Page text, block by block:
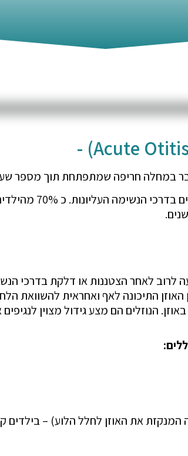
במחלה חריפה שמתפתחת תוך מספר
זו המחלה השכיחה
לרוב לאחר הצטננות או דלקת בדרכי
התיכונה לאף ואחראית להשוואת
הנוזלים הם מצע גידול מצוין
את האוזן לחלל הלוע) –